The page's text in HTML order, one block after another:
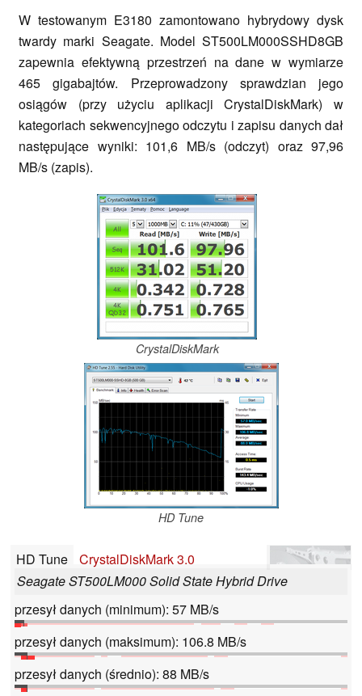
W testowanym E31­80 zamontowano hybrydowy dysk
twardy marki Seagate. Model ST500LM000­SSHD­8GB
zapewnia efektywną przestrzeń na dane w wymiarze
465 gigabajtów. Przeprowadzony sprawdzian jego
osiągów (przy użyciu aplikacji CrystalDiskMark) w
kategoriach sekwencyjnego odczytu i zapisu danych dał
następujące wyniki: 101,6 MB/s (odczyt) oraz 97,96
MB/s (zapis).
CrystalDiskMark
HD Tune
HD Tune
CrystalDiskMark 3.0
Seagate ST500LM000 Solid State Hybrid Drive
przesył danych (minimum): 57 MB/s
przesył danych (maksimum): 106.8 MB/s
przesył danych (średnio): 88 MB/s